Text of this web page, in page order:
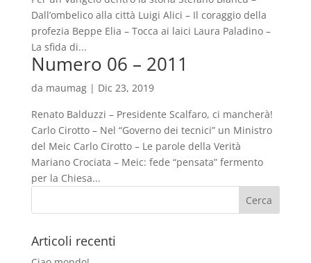
Dall’ombelico alla città Luigi Alici – Il coraggio della
profezia Beppe Elia – Tocca ai laici Laura Paladino –
La sfida di...
Numero 06 – 2011
da maumag| Dic 23, 2019
Renato Balduzzi – Presidente Scalfaro, ci mancherà!
Carlo Cirotto – Nel “Governo dei tecnici” un Ministro
del Meic Carlo Cirotto – Le parole della Verità
Mariano Crociata – Meic: fede “pensata” fermento
per la Chiesa...
Articoli recenti